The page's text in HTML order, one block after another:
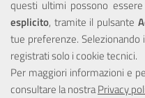
questi ultimi possono
esplicito, tramite il pulsante
tue preferenze. Selezionando
registrati solo i cookie tecnici.
Per maggiori informazioni e
consultare la nostraPrivacy
Portale realizzato con la
Europea tramite i fondi del